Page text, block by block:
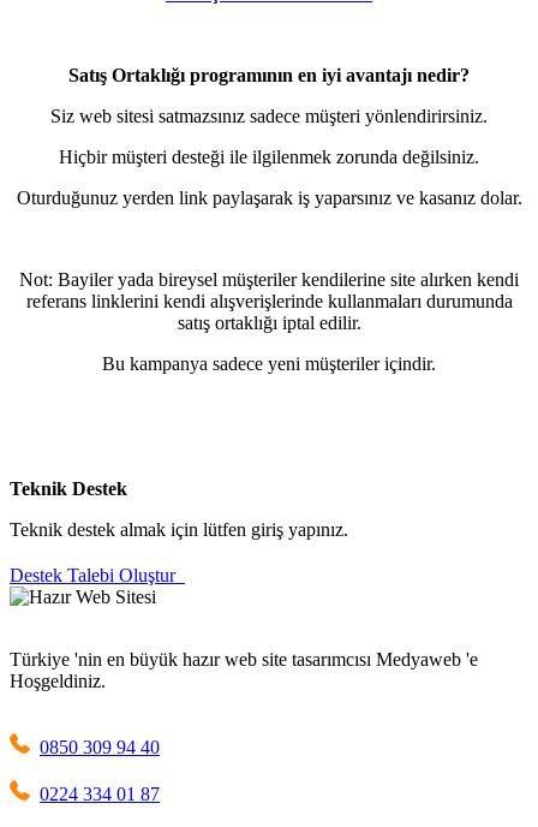
Satış Ortaklığı programının en iyi avantajı nedir?
Siz web sitesi satmazsınız sadece müşteri yönlendirirsiniz.
Hiçbir müşteri desteği ile ilgilenmek zorunda değilsiniz.
Oturduğunuz yerden link paylaşarak iş yaparsınız ve kasanız dolar.
Not: Bayiler yada bireysel müşteriler kendilerine site alırken kendi
referans linklerini kendi alışverişlerinde kullanmaları durumunda
satış ortaklığı iptal edilir.
Bu kampanya sadece yeni müşteriler içindir.
Teknik Destek
Teknik destek almak için lütfen giriş yapınız.
Destek Talebi Oluştur
Türkiye 'nin en büyük hazır web site tasarımcısı Medyaweb 'e
Hoşgeldiniz.
0850 309 94 40
0224 334 01 87